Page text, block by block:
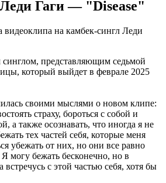
Гаги — "Disease"
синглом, представляющим седьмой
который выйдет в феврале 2025
своими мыслями о новом клипе:
страху, бороться с собой и
а также осознавать, что иногда я не
тех частей себя, которые меня
убежать от них, но они все равно
могу бежать бесконечно, но в
встречусь с этой частью себя, хотя бы